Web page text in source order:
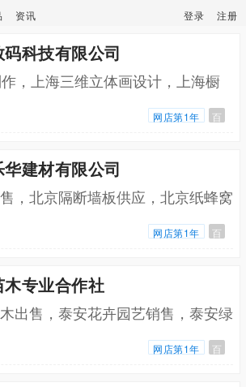
资讯 登录 注册
科技有限公司
作，上海三维立体画设计，上海橱
网店第1年 百
建材有限公司
，北京隔断墙板供应，北京纸蜂窝
网店第1年 百
专业合作社
出售，泰安花卉园艺销售，泰安绿
网店第1年 百